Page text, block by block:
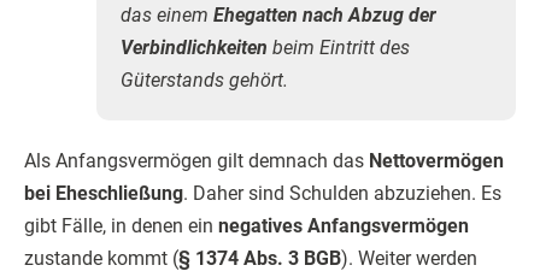
das einem Ehegatten nach Abzug der
Verbindlichkeiten beim Eintritt des
Güterstands gehört.
Als Anfangsvermögen gilt demnach das Nettovermögen
bei Eheschließung. Daher sind Schulden abzuziehen. Es
gibt Fälle, in denen ein negatives Anfangsvermögen
zustande kommt (§ 1374 Abs. 3 BGB). Weiter werden